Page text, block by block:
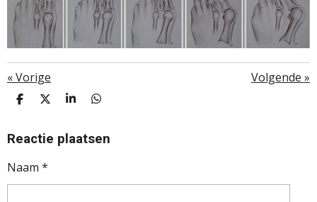
«Vorige Volgende »
D
E
N
D
L
S
R
E
D
E
N
Reactie plaatsen
Naam *